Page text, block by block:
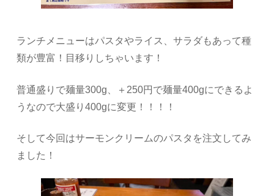
ランチメニューはパスタやライス、サラダもあって種
類が豊富！目移りしちゃいます！
普通盛りで麺量300g、＋250円で麺量400gにできるよ
うなので大盛り400gに変更！！！！
そして今回はサーモンクリームのパスタを注文してみ
ました！